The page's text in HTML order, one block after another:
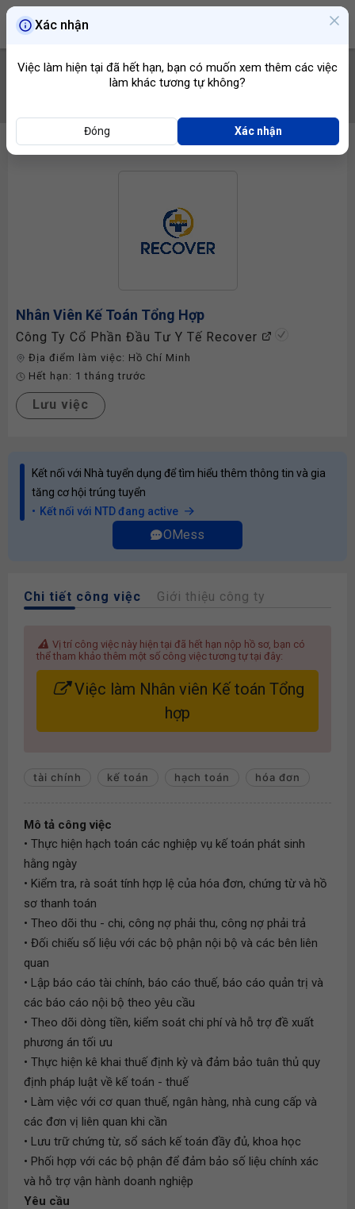
Nhân Viên Kế Toán Tổng Hợp
Công Ty Cổ Phần Đầu Tư Y Tế Recover
Địa điểm làm việc: Hồ Chí Minh
Hết hạn: 1 tháng trước
Lưu việc
Kết nối với Nhà tuyển dụng để tìm hiểu thêm thông tin và gia
tăng cơ hội trúng tuyển
Kết nối với NTD đang active
OMess
Chi tiết công việc Giới thiệu công ty
Vị trí công việc này hiện tại đã hết hạn nộp hồ sơ, bạn có
thể tham khảo thêm một số công việc tương tự tại đây:
Việc làm Nhân viên Kế toán Tổng
hợp
tài chính kế toán hạch toán hóa đơn
Mô tả công việc
• Thực hiện hạch toán các nghiệp vụ kế toán phát sinh
hằng ngày
• Kiểm tra, rà soát tính hợp lệ của hóa đơn, chứng từ và hồ
sơ thanh toán
• Theo dõi thu - chi, công nợ phải thu, công nợ phải trả
• Đối chiếu số liệu với các bộ phận nội bộ và các bên liên
quan
• Lập báo cáo tài chính, báo cáo thuế, báo cáo quản trị và
các báo cáo nội bộ theo yêu cầu
• Theo dõi dòng tiền, kiểm soát chi phí và hỗ trợ đề xuất
phương án tối ưu
• Thực hiện kê khai thuế định kỳ và đảm bảo tuân thủ quy
định pháp luật về kế toán - thuế
• Làm việc với cơ quan thuế, ngân hàng, nhà cung cấp và
các đơn vị liên quan khi cần
• Lưu trữ chứng từ, sổ sách kế toán đầy đủ, khoa học
• Phối hợp với các bộ phận để đảm bảo số liệu chính xác
và hỗ trợ vận hành doanh nghiệp
Yêu cầu
Xác nhận
Việc làm hiện tại đã hết hạn, bạn có muốn xem thêm các việc
làm khác tương tự không?
Đóng Xác nhận